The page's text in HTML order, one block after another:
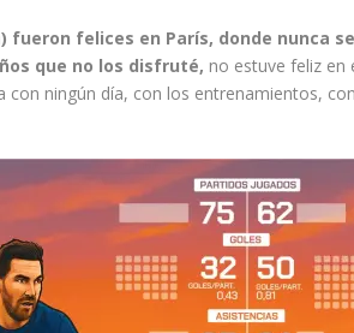
fueron felices en París, donde nunca
que no los disfruté, no estuve feliz en
con ningún día, con los entrenamientos,